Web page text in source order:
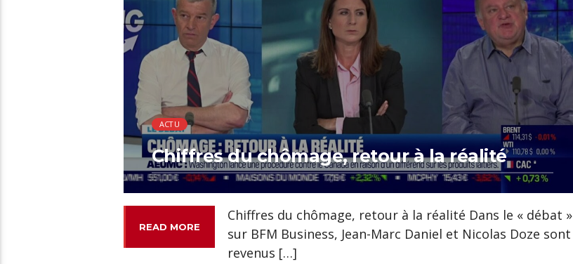
ACTU
Chiffres du chômage, retour à la réalité
READ MORE
Chiffres du chômage, retour à la réalité Dans le « débat »
sur BFM Business, Jean-Marc Daniel et Nicolas Doze sont
revenus […]